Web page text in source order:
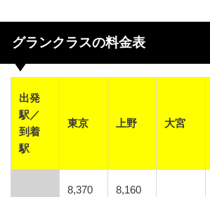
グランクラスの料金表
出発
駅／
到着
駅
東京 上野 大宮
8,370
8,160